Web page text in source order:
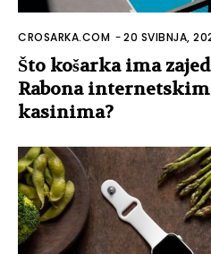
CROSARKA.COM -20 SVIBNJA,
Što košarka ima
Rabona internetskim
kasinima?